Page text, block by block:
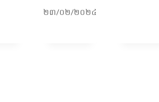
២៣/០២/២០២៤